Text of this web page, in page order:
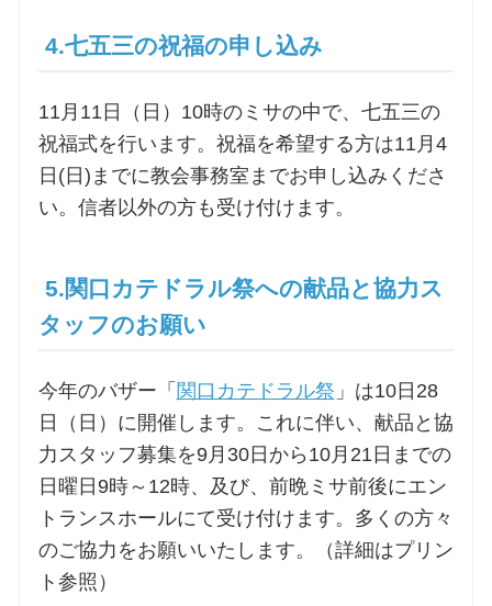
4.七五三の祝福の申し込み
11月11日（日）10時のミサの中で、七五三の
祝福式を行います。祝福を希望する方は11月4
日(日)までに教会事務室までお申し込みくださ
い。信者以外の方も受け付けます。
5.関口カテドラル祭への献品と協力ス
タッフのお願い
今年のバザー「 関口カテドラル祭 」は10日28
日（日）に開催します。これに伴い、献品と協
力スタッフ募集を9月30日から10月21日までの
日曜日9時～12時、及び、前晩ミサ前後にエン
トランスホールにて受け付けます。多くの方々
のご協力をお願いいたします。（詳細はプリン
ト参照）